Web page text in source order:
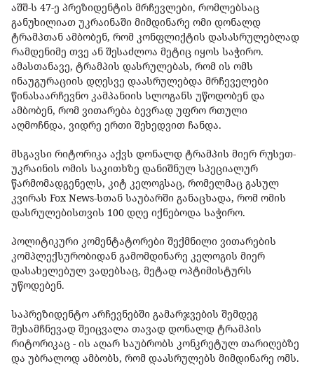
აშშ-ს 47-ე პრეზიდენტის მრჩევლები, რომლებსაც
განუხილიათ უკრაინაში მიმდინარე ომი დონალდ
ტრამპთან ამბობენ, რომ კონფლიქტის დასასრულებლად
რამდენიმე თვე ან შესაძლოა მეტიც იყოს საჭირო.
ამასთანავე, ტრამპის დასრულებას, რომ ის ომს
ინაუგურაციის დღესვე დაასრულებდა მრჩეველები
წინასაარჩევნო კამპანიის სლოგანს უწოდობენ და
ამბობენ, რომ ვითარება ბევრად უფრო რთული
აღმოჩნდა, ვიდრე ერთი შეხედვით ჩანდა.
მსგავსი რიტორიკა აქვს დონალდ ტრამპის მიერ რუსეთ-
უკრაინის ომის საკითხზე დანიშნულ სპეციალურ
წარმომადგენელს, კიტ კელოგსაც, რომელმაც გასულ
კვირას Fox News-სთან საუბარში განაცხადა, რომ ომის
დასრულებისთვის 100 დღე იქნებოდა საჭირო.
პოლიტიკური კომენტატორები შექმნილი ვითარების
კომპლექსურობიდან გამომდინარე კელოგის მიერ
დასახელებულ ვადებსაც, მეტად ოპტიმისტურს
უწოდებენ.
საპრეზიდენტო არჩევნებში გამარჯვების შემდეგ
შესამჩნევად შეიცვალა თავად დონალდ ტრამპის
რიტორიკაც - ის აღარ საუბრობს კონკრეტულ თარიღებზე
და უბრალოდ ამბობს, რომ დაასრულებს მიმდინარე ომს.